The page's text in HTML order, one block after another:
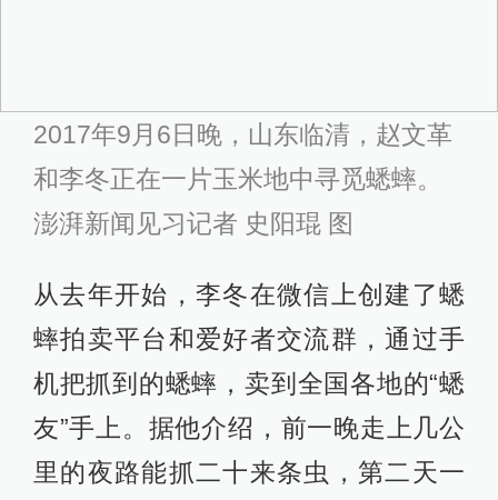
2017年9月6日晚，山东临清，赵文革
和李冬正在一片玉米地中寻觅蟋蟀。
澎湃新闻见习记者 史阳琨 图
从去年开始，李冬在微信上创建了蟋
蟀拍卖平台和爱好者交流群，通过手
机把抓到的蟋蟀，卖到全国各地的“蟋
友”手上。据他介绍，前一晚走上几公
里的夜路能抓二十来条虫，第二天一